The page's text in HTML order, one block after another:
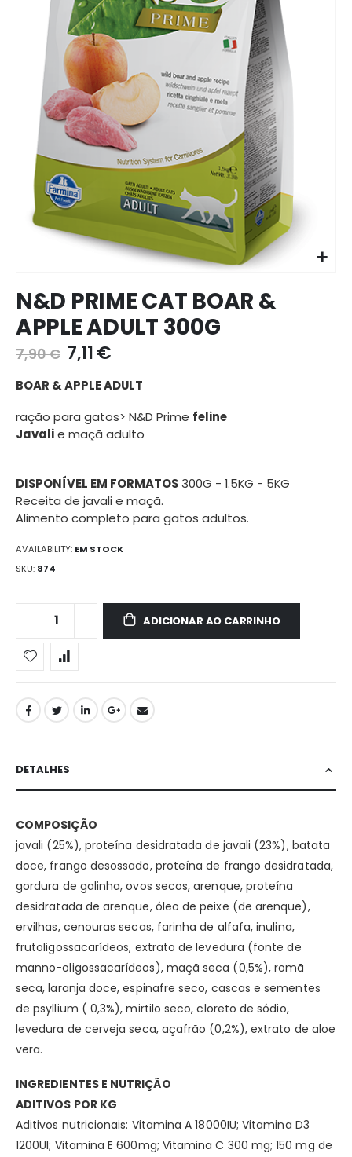
para
o
início
da
galeria
de
N&D PRIME CAT BOAR &
APPLE ADULT 300G
7,90 € 7,11 €
BOAR & APPLE ADULT
ração para gatos> N&D Prime feline
Javalie maçã adulto
DISPONÍVEL EM FORMATOS300G - 1.5KG - 5KG
Receita de javali e maçã.
Alimento completo para gatos adultos.
AVAILABILITY: EM STOCK
SKU 874
ADICIONAR AO CARRINHO
DETALHES
COMPOSIÇÃO
javali (25%), proteína desidratada de javali (23%), batata
doce, frango desossado, proteína de frango desidratada,
gordura de galinha, ovos secos, arenque, proteína
desidratada de arenque, óleo de peixe (de arenque),
ervilhas, cenouras secas, farinha de alfafa, inulina,
frutoligossacarídeos, extrato de levedura (fonte de
manno-oligossacarídeos), maçã seca (0,5%), romã
seca, laranja doce, espinafre seco, cascas e sementes
de psyllium ( 0,3%), mirtilo seco, cloreto de sódio,
levedura de cerveja seca, açafrão (0,2%), extrato de aloe
vera.
INGREDIENTES E NUTRIÇÃO
ADITIVOS POR KG
Aditivos nutricionais: Vitamina A 18000IU; Vitamina D3
1200UI; Vitamina E 600mg; Vitamina C 300 mg; 150 mg de